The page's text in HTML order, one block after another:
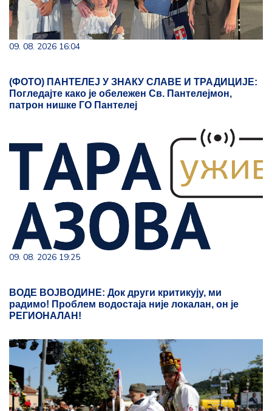
09. 08. 2026 16:04
(ФОТО) ПАНТЕЛЕЈ У ЗНАКУ СЛАВЕ И ТРАДИЦИЈЕ:
Погледајте како је обележен Св. Пантелејмон,
патрон нишке ГО Пантелеј
09. 08. 2026 19:25
ВОДЕ ВОЈВОДИНЕ: Док други критикују, ми
радимо! Проблем водостаја није локалан, он је
РЕГИОНАЛАН!